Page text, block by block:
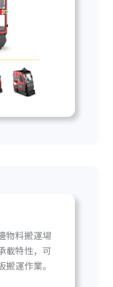
物料搬運場
載特性，可
運作業。